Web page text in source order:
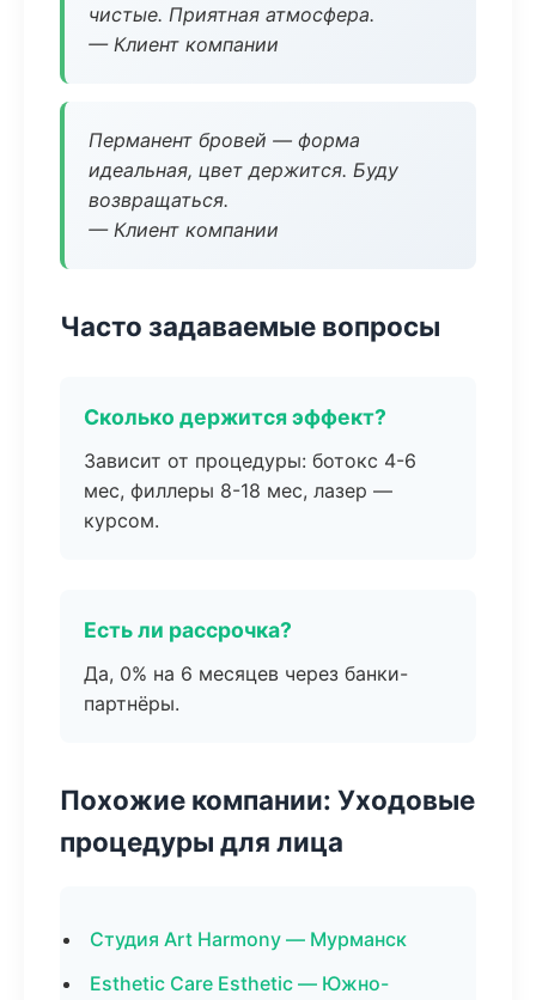
чистые. Приятная атмосфера.
— Клиент компании
Перманент бровей — форма
идеальная, цвет держится. Буду
возвращаться.
— Клиент компании
Часто задаваемые вопросы
Сколько держится эффект?
Зависит от процедуры: ботокс 4-6
мес, филлеры 8-18 мес, лазер —
курсом.
Есть ли рассрочка?
Да, 0% на 6 месяцев через банки-
партнёры.
Похожие компании: Уходовые
процедуры для лица
Студия Art Harmony — Мурманск
Esthetic Care Esthetic — Южно-